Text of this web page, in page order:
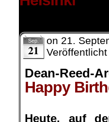
Sep.
21
on 21.
Veröffentlicht
Dean-Reed-
Happy
Heute, auf